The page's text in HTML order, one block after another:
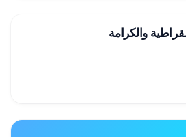
والكرامة